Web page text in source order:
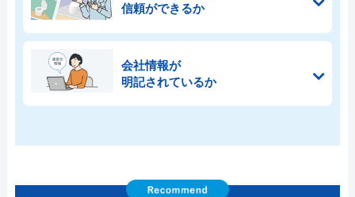
信頼ができるか
会社情報が
明記されているか